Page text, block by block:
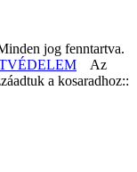
jog fenntartva.
Az
a kosaradhoz::